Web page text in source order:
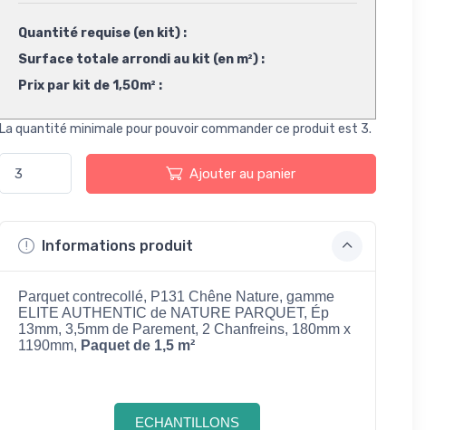
Quantité requise (en kit) :
Surface totale arrondi au kit (en m²) :
Prix par kit de 1,50m² :
La quantité minimale pour pouvoir commander ce produit est 3.
Ajouter au panier
Informations produit
Parquet contrecollé, P131 Chêne Nature, gamme
ELITE AUTHENTIC de NATURE PARQUET, Ép
13mm, 3,5mm de Parement, 2 Chanfreins, 180mm x
1190mm, Paquet de 1,5 m²
ECHANTILLONS